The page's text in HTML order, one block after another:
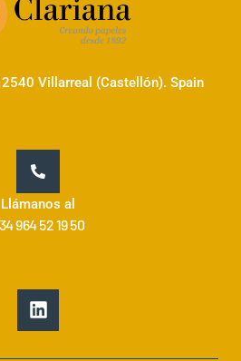
Villarreal (Castellón). Spain
Llámanos al
964 52 19 50
L
i
n
k